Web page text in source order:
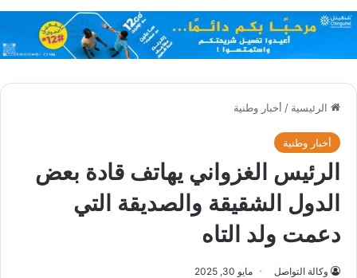
الرئيسية / أخبار وطنية
أخبار وطنية
الرئيس الغزواني يهاتف قادة بعض
الدول الشقيقة والصديقة التي
دعمت ولد التاه
وكالة التواصل مايو 30, 2025